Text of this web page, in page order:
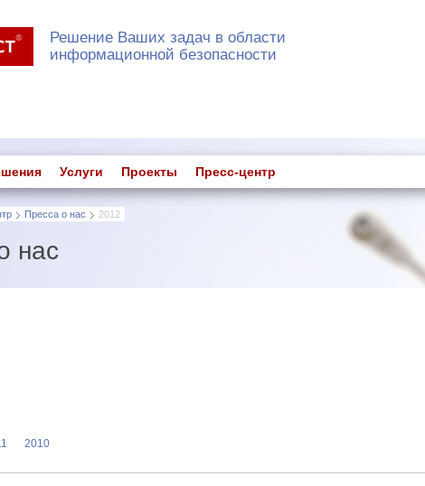
Решение Ваших задач в области
информационной безопасности
Услуги Проекты Пресс-центр
Пресса о нас 2012
нас
2010